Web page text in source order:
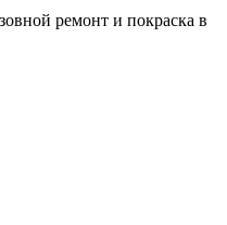
ремонт и покраска в